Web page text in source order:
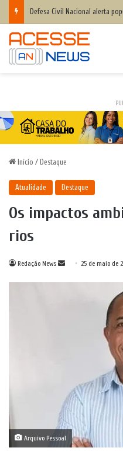
Início / Destaque
Atualidade Destaque
Os impactos
rios
Redação News
Mande25 de maio de
Arquivo Pessoal